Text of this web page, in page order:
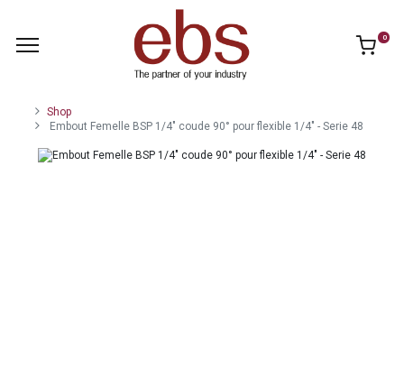
0
Shop
Embout Femelle BSP 1/4" coude 90° pour flexible 1/4" - Serie 48